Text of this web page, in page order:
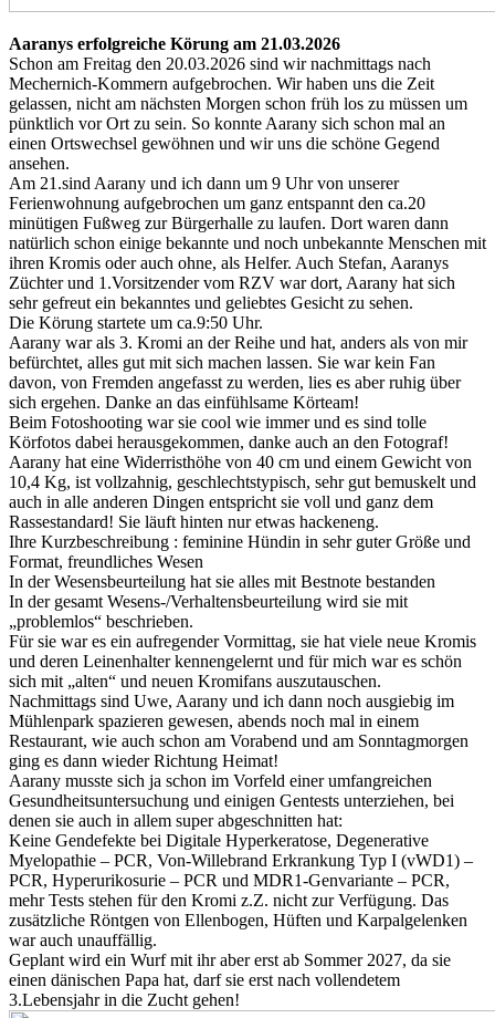
Aaranys erfolgreiche Körung am 21.03.2026
Schon am Freitag den 20.03.2026 sind wir nachmittags nach
Mechernich-Kommern aufgebrochen. Wir haben uns die Zeit
gelassen, nicht am nächsten Morgen schon früh los zu müssen um
pünktlich vor Ort zu sein. So konnte Aarany sich schon mal an
einen Ortswechsel gewöhnen und wir uns die schöne Gegend
ansehen.
Am 21.sind Aarany und ich dann um 9 Uhr von unserer
Ferienwohnung aufgebrochen um ganz entspannt den ca.20
minütigen Fußweg zur Bürgerhalle zu laufen. Dort waren dann
natürlich schon einige bekannte und noch unbekannte Menschen mit
ihren Kromis oder auch ohne, als Helfer. Auch Stefan, Aaranys
Züchter und 1.Vorsitzender vom RZV war dort, Aarany hat sich
sehr gefreut ein bekanntes und geliebtes Gesicht zu sehen.
Die Körung startete um ca.9:50 Uhr.
Aarany war als 3. Kromi an der Reihe und hat, anders als von mir
befürchtet, alles gut mit sich machen lassen. Sie war kein Fan
davon, von Fremden angefasst zu werden, lies es aber ruhig über
sich ergehen. Danke an das einfühlsame Körteam!
Beim Fotoshooting war sie cool wie immer und es sind tolle
Körfotos dabei herausgekommen, danke auch an den Fotograf!
Aarany hat eine Widerristhöhe von 40 cm und einem Gewicht von
10,4 Kg, ist vollzahnig, geschlechtstypisch, sehr gut bemuskelt und
auch in alle anderen Dingen entspricht sie voll und ganz dem
Rassestandard! Sie läuft hinten nur etwas hackeneng.
Ihre Kurzbeschreibung : feminine Hündin in sehr guter Größe und
Format, freundliches Wesen
In der Wesensbeurteilung hat sie alles mit Bestnote bestanden
In der gesamt Wesens-/Verhaltensbeurteilung wird sie mit
„problemlos“ beschrieben.
Für sie war es ein aufregender Vormittag, sie hat viele neue Kromis
und deren Leinenhalter kennengelernt und für mich war es schön
sich mit „alten“ und neuen Kromifans auszutauschen.
Nachmittags sind Uwe, Aarany und ich dann noch ausgiebig im
Mühlenpark spazieren gewesen, abends noch mal in einem
Restaurant, wie auch schon am Vorabend und am Sonntagmorgen
ging es dann wieder Richtung Heimat!
Aarany musste sich ja schon im Vorfeld einer umfangreichen
Gesundheitsuntersuchung und einigen Gentests unterziehen, bei
denen sie auch in allem super abgeschnitten hat:
Keine Gendefekte bei Digitale Hyperkeratose, Degenerative
Myelopathie – PCR, Von-Willebrand Erkrankung Typ I (vWD1) –
PCR, Hyperurikosurie – PCR und MDR1-Genvariante – PCR,
mehr Tests stehen für den Kromi z.Z. nicht zur Verfügung. Das
zusätzliche Röntgen von Ellenbogen, Hüften und Karpalgelenken
war auch unauffällig.
Geplant wird ein Wurf mit ihr aber erst ab Sommer 2027, da sie
einen dänischen Papa hat, darf sie erst nach vollendetem
3.Lebensjahr in die Zucht gehen!